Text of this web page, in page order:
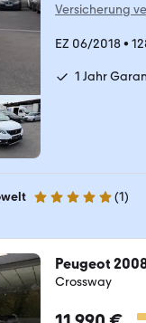
Versicherung
EZ 06/2018•
1 Jahr
5 Sterne (1)
Peugeot
Crossway